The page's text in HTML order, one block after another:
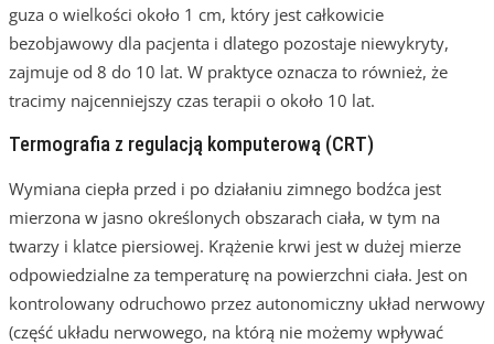
guza o wielkości około 1 cm, który jest całkowicie
bezobjawowy dla pacjenta i dlatego pozostaje niewykryty,
zajmuje od 8 do 10 lat. W praktyce oznacza to również, że
tracimy najcenniejszy czas terapii o około 10 lat.
Termografia z regulacją komputerową (CRT)
Wymiana ciepła przed i po działaniu zimnego bodźca jest
mierzona w jasno określonych obszarach ciała, w tym na
twarzy i klatce piersiowej. Krążenie krwi jest w dużej mierze
odpowiedzialne za temperaturę na powierzchni ciała. Jest on
kontrolowany odruchowo przez autonomiczny układ nerwowy
(część układu nerwowego, na którą nie możemy wpływać